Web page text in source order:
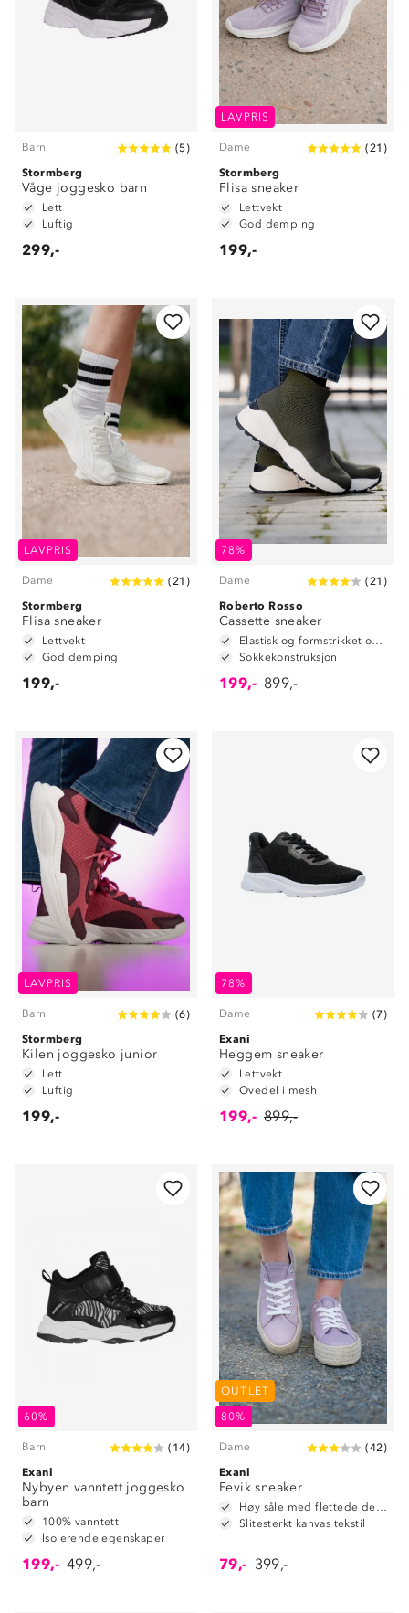
Barn (5)
Stormberg
Våge joggesko barn
Lett
Luftig
299,-
LAVPRIS
Dame (21 )
Stormberg
Flisa sneaker
Lettvekt
God demping
199,-
LAVPRIS
Dame (21 )
Stormberg
Flisa sneaker
Lettvekt
God demping
199,-
78%
Dame (21 )
Roberto Rosso
Cassette sneaker
Elastisk og formstrikket overdel
Sokkekonstruksjon
199,- 899,-
LAVPRIS
Barn (6)
Stormberg
Kilen joggesko junior
Lett
Luftig
199,-
78%
Dame (7)
Exani
Heggem sneaker
Lettvekt
Ovedel i mesh
199,- 899,-
60%
Barn ( 14)
Exani
Nybyen vanntett joggesko
barn
100% vanntett
Isolerende egenskaper
199,- 499,-
OUTLET
80%
Dame (42)
Exani
Fevik sneaker
Høy såle med flettede detaljer
Slitesterkt kanvas tekstil
79,- 399,-